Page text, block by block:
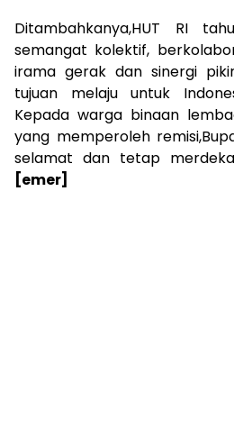
Ditambahkanya,HUT RI
semangat kolektif,
irama gerak dan sinergi
tujuan melaju untuk
Kepada warga binaan
yang memperoleh
selamat dan tetap
[emer]